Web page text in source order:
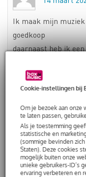
Cookie-instellingen bij
Om je bezoek aan
te laten passen,
Als je toestemming
statistische en
(sommige bevinden
Staten). Deze cookies
mogelijk buiten onze
unieke gebruikers-ID’s
ervaring verbeteren en
Ik maak mijn
goedkoop
daarnaast heb ik
Moments
komt dit vaker voor
worden
Beantwoorden